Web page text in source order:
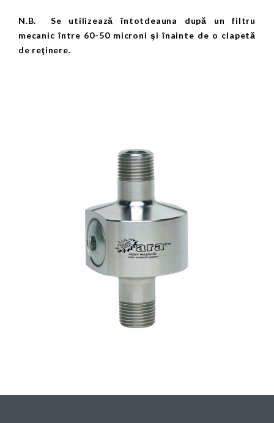
N.B. Se utilizează întotdeauna după un filtru
mecanic între 60-50 microni şi înainte de o clapetă
de reţinere.